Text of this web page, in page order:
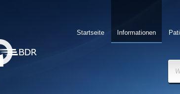
Informationen
Startseite